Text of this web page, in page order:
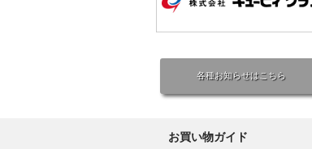
各種お知らせはこちら
お買い物ガイド